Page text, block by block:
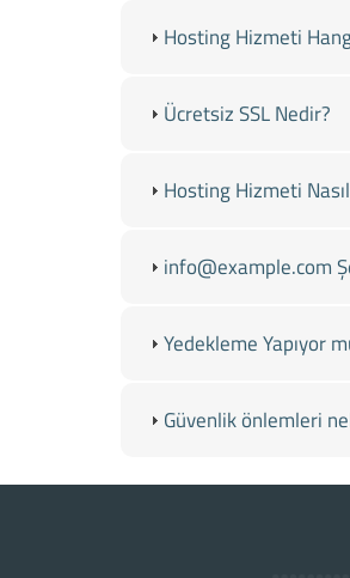
Hosting Hizmeti
Ücretsiz SSL Nedir?
Hosting Hizmeti Nasıl
info@example.com
Yedekleme Yapıyor
Güvenlik önlemleri